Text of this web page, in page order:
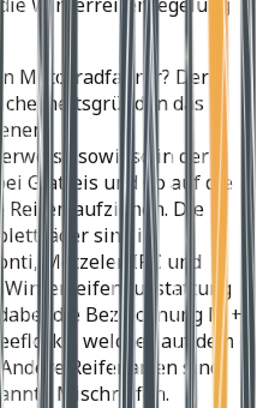
Motorradfahrer? Der
das
sowieso in der
Glatteis und Co auf die
Reifen aufziehen. Die
sind in
Metzeler, IRC und
die Bezeichnung M +
welches auf dem
Reifenarten sind
Mischreifen.